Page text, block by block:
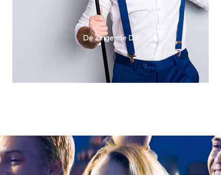
De Zingende DJ